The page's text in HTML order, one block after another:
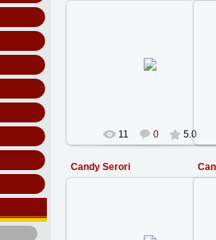
11 0 5.0
Candy Serori